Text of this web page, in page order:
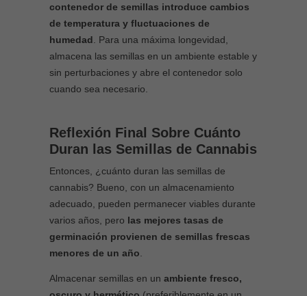
contenedor de semillas introduce cambios
de temperatura y fluctuaciones de
humedad . Para una máxima longevidad,
almacena las semillas en un ambiente estable y
sin perturbaciones y abre el contenedor solo
cuando sea necesario.
Reflexión Final Sobre Cuánto
Duran las Semillas de Cannabis
Entonces, ¿cuánto duran las semillas de
cannabis? Bueno, con un almacenamiento
adecuado, pueden permanecer viables durante
varios años, pero las mejores tasas de
germinación provienen de semillas frescas
menores de un año
Almacenar semillas en un ambiente fresco,